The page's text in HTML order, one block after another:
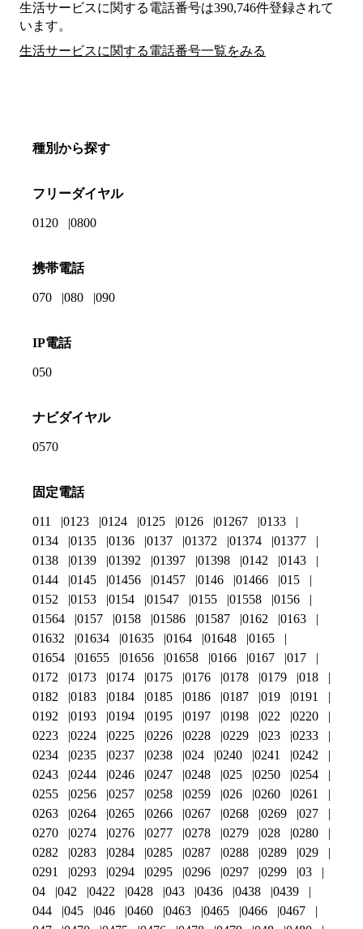
生活サービスに関する電話番号は390,746件登録されて
います。
生活サービスに関する電話番号一覧をみる
種別から探す
フリーダイヤル
0120 0800
携帯電話
070 080 090
IP電話
050
ナビダイヤル
0570
固定電話
011 0123 0124 0125 0126 01267
0133
0134
0135 0136 0137 01372 01374
01377
0138
0139 01392 01397 01398 0142
0143
0144
0145 01456 01457 0146 01466
015
0152
0153 0154 01547 0155 01558
0156
01564
0157 0158 01586 01587 0162
0163
01632
01634 01635 0164 01648
0165
01654
01655 01656 01658 0166 0167
017
0172
0173 0174 0175 0176 0178 0179
018
0182
0183 0184 0185 0186 0187 019
0191
0192
0193 0194 0195 0197 0198 022
0220
0223
0224 0225 0226 0228 0229 023
0233
0234
0235 0237 0238 024 0240 0241
0242
0243
0244 0246 0247 0248 025 0250
0254
0255
0256 0257 0258 0259 026 0260
0261
0263
0264 0265 0266 0267 0268 0269
027
0270
0274 0276 0277 0278 0279 028
0280
0282
0283 0284 0285 0287 0288 0289
029
0291
0293 0294 0295 0296 0297 0299
03
04
042 0422 0428 043 0436 0438
0439
044
045 046 0460 0463 0465 0466
0467